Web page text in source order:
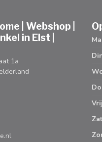
| Webshop |
in Elst |
1a